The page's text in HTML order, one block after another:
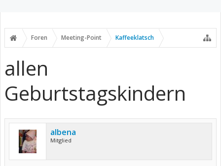
Foren Meeting-Point Kaffeeklatsch
allen
Geburtstagskindern
albena
Mitglied